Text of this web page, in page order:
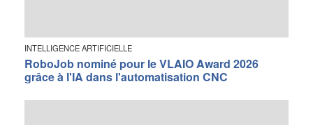
INTELLIGENCE ARTIFICIELLE
RoboJob nominé pour le VLAIO Award 2026
grâce à l'IA dans l'automatisation CNC